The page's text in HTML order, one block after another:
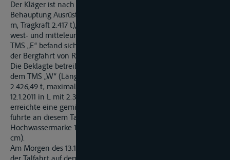
Der Kläger ist nach seiner von der Beklagten bestrittenen
Behauptung Ausrüster des TMS „E“ (Länge 105 m, Breite 10,50
m, Tragkraft 2.417 t), mit dem er die Tankschifffahrt auf dem
west- und mitteleuropäischen Wasserstraßennetz betreibt.
TMS „E“ befand sich am 13.1.2011 beladen mit 1.600 t Heizöl auf
der Bergfahrt von R nach H.
Die Beklagte betreibt als Ausrüster die Binnenschifffahrt mit
dem TMS „W“ (Länge 109,95 m, Breite 10,50 m, Tragkraft
2.426,49 t, maximaler Tiefgang 3,15 m). TMS „W“ wurde am
12.1.2011 in L mit 2.377,98 t Schwefelsäure beladen und
erreichte eine gemittelte Abladetiefe von 3,15 m. Der Rhein
führte an diesem Tag Hochwasser bereits deutlich über der
Hochwassermarke 1 (Pegel Bingen 455 cm, Pegel Kaub 572
cm).
Am Morgen des 13.1.2011 gegen 4.40 Uhr kenterte TMS „W“ auf